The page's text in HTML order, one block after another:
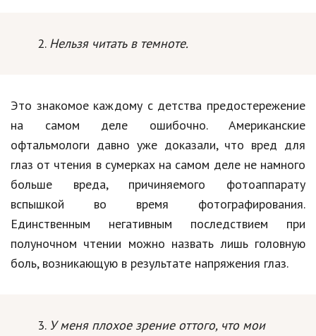
Строительство
Мода и стиль
Бизнес
Хобби и развлечения
Финансы
Юриспруденция
Природа
Образование
Нельзя читать в темноте.
Это знакомое каждому с детства предостережение
на самом деле ошибочно. Американские
офтальмологи давно уже доказали, что вред для
глаз от чтения в сумерках на самом деле не намного
больше вреда, причиняемого фотоаппарату
вспышкой во время фотографирования.
Единственным негативным последствием при
полуночном чтении можно назвать лишь головную
боль, возникающую в результате напряжения глаз.
У меня плохое зрение оттого, что мои